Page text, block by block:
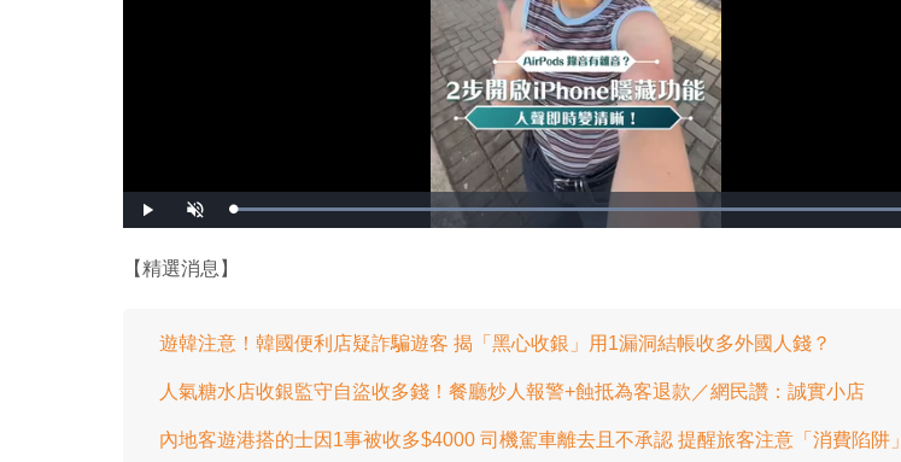
播
放
開
啟
載
入
%
【精選消息】
遊韓注意！韓國便利店疑詐騙遊客 揭「黑心收銀」用1漏洞結帳收多外國人錢？
人氣糖水店收銀監守自盜收多錢！餐廳炒人報警+蝕抵為客退款／網民讚：誠實小店
內地客遊港搭的士因1事被收多$4000 司機駕車離去且不承認 提醒旅客注意「消費陷阱」